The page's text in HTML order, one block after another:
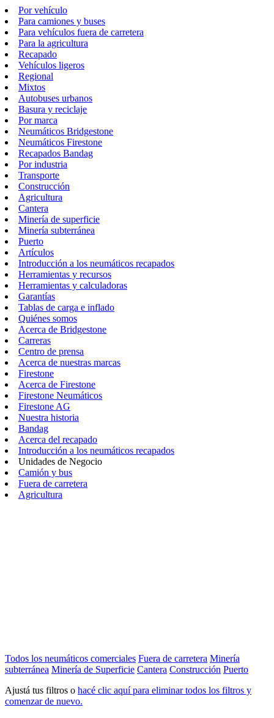
Por vehículo
Para camiones y buses
Para vehículos fuera de carretera
Para la agricultura
Recapado
Vehículos ligeros
Regional
Mixtos
Autobuses urbanos
Basura y reciclaje
Por marca
Neumáticos Bridgestone
Neumáticos Firestone
Recapados Bandag
Por industria
Transporte
Construcción
Agricultura
Cantera
Minería de superficie
Minería subterránea
Puerto
Artículos
Introducción a los neumáticos recapados
Herramientas y recursos
Herramientas y calculadoras
Garantías
Tablas de carga e inflado
Quiénes somos
Acerca de Bridgestone
Carreras
Centro de prensa
Acerca de nuestras marcas
Firestone
Acerca de Firestone
Firestone Neumáticos
Firestone AG
Nuestra historia
Bandag
Acerca del recapado
Introducción a los neumáticos recapados
Unidades de Negocio
Camión y bus
Fuera de carretera
Agricultura
Todos los neumáticos comerciales Fuera de carretera Minería
subterránea Minería de Superficie Cantera Construcción Puerto
Ajustá tus filtros o hacé clic aquí para eliminar todos los filtros y
comenzar de nuevo.